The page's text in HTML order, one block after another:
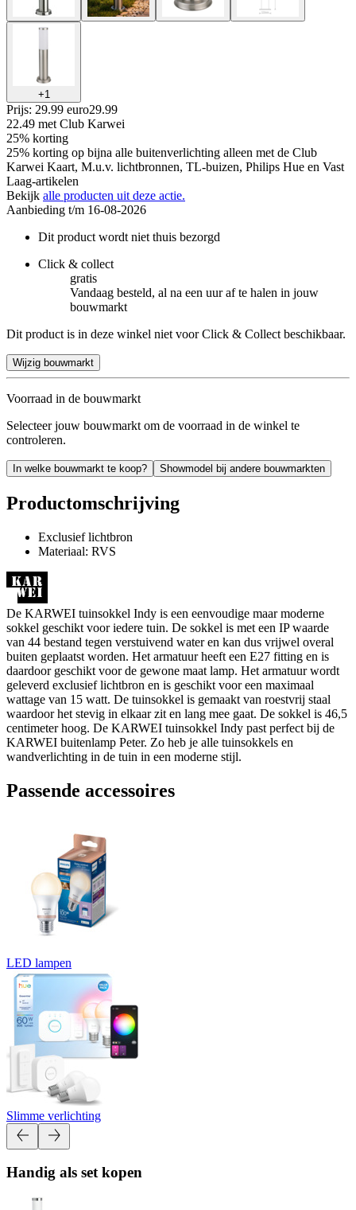
+1
Prijs: 29.99 euro29.99
22.49 met Club Karwei
25% korting
25% korting op bijna alle buitenverlichting alleen met de Club
Karwei Kaart, M.u.v. lichtbronnen, TL-buizen, Philips Hue en Vast
Laag-artikelen
Bekijk alle producten uit deze actie.
Aanbieding t/m 16-08-2026
Dit product wordt niet thuis bezorgd
Click & collect
gratis
Vandaag besteld, al na een uur af te halen in jouw
bouwmarkt
Dit product is in deze winkel niet voor Click & Collect beschikbaar.
Wijzig bouwmarkt
Voorraad in de bouwmarkt
Selecteer jouw bouwmarkt om de voorraad in de winkel te
controleren.
In welke bouwmarkt te koop? Showmodel bij andere bouwmarkten
Productomschrijving
Exclusief lichtbron
Materiaal: RVS
De KARWEI tuinsokkel Indy is een eenvoudige maar moderne
sokkel geschikt voor iedere tuin. De sokkel is met een IP waarde
van 44 bestand tegen verstuivend water en kan dus vrijwel overal
buiten geplaatst worden. Het armatuur heeft een E27 fitting en is
daardoor geschikt voor de gewone maat lamp. Het armatuur wordt
geleverd exclusief lichtbron en is geschikt voor een maximaal
wattage van 15 watt. De tuinsokkel is gemaakt van roestvrij staal
waardoor het stevig in elkaar zit en lang mee gaat. De sokkel is 46,5
centimeter hoog. De KARWEI tuinsokkel Indy past perfect bij de
KARWEI buitenlamp Peter. Zo heb je alle tuinsokkels en
wandverlichting in de tuin in een moderne stijl.
Passende accessoires
LED lampen
Slimme verlichting
Handig als set kopen